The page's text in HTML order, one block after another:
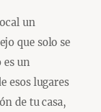
un
que solo se
es un
esos lugares
de tu casa,